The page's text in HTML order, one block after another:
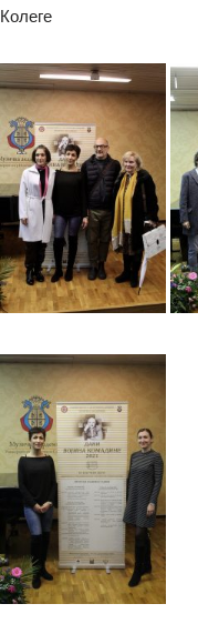
Колеге